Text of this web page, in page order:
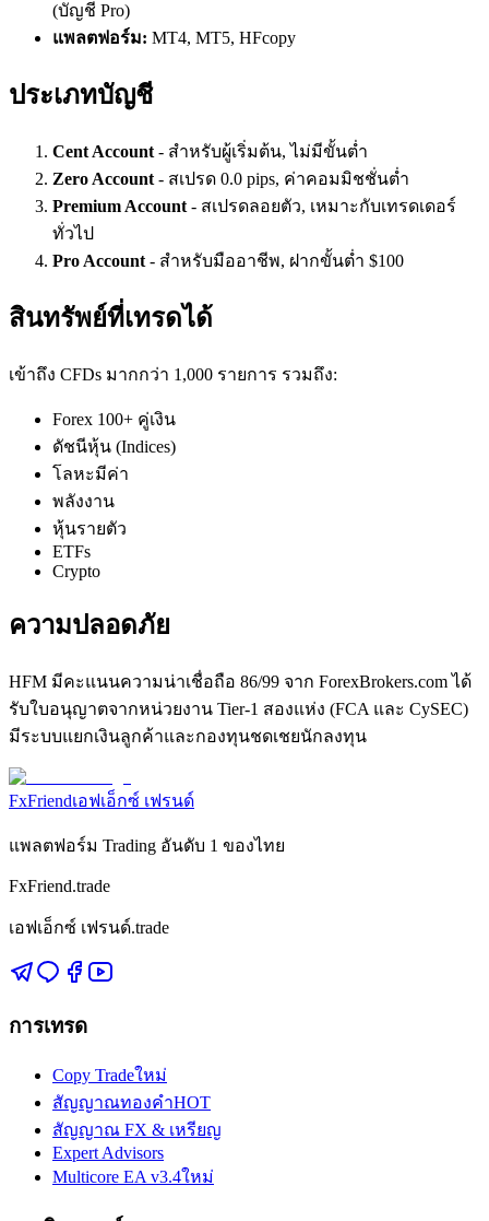
(บัญชี Pro)
แพลตฟอร์ม: MT4, MT5, HFcopy
ประเภทบัญชี
Cent Account - สำหรับผู้เริ่มต้น, ไม่มีขั้นต่ำ
Zero Account - สเปรด 0.0 pips, ค่าคอมมิชชั่นต่ำ
Premium Account - สเปรดลอยตัว, เหมาะกับเทรดเดอร์
ทั่วไป
Pro Account - สำหรับมืออาชีพ, ฝากขั้นต่ำ $100
สินทรัพย์ที่เทรดได้
เข้าถึง CFDs มากกว่า 1,000 รายการ รวมถึง:
Forex 100+ คู่เงิน
ดัชนีหุ้น (Indices)
โลหะมีค่า
พลังงาน
หุ้นรายตัว
ETFs
Crypto
ความปลอดภัย
HFM มีคะแนนความน่าเชื่อถือ 86/99 จาก ForexBrokers.com ได้
รับใบอนุญาตจากหน่วยงาน Tier-1 สองแห่ง (FCA และ CySEC)
มีระบบแยกเงินลูกค้าและกองทุนชดเชยนักลงทุน
FxFriendเอฟเอ็กซ์ เฟรนด์
แพลตฟอร์ม Trading อันดับ 1 ของไทย
FxFriend.trade
เอฟเอ็กซ์ เฟรนด์.trade
การเทรด
Copy Tradeใหม่
สัญญาณทองคำHOT
สัญญาณ FX & เหรียญ
Expert Advisors
Multicore EA v3.4ใหม่